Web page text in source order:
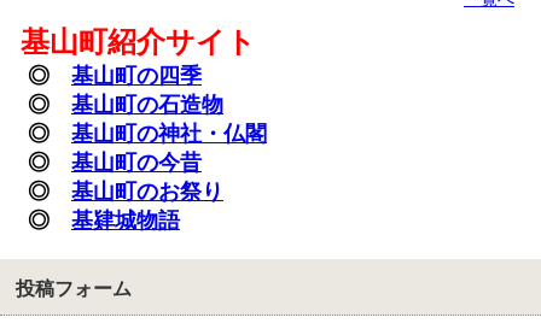
基山町紹介サイト
◎ 基山町の四季
◎ 基山町の石造物
◎ 基山町の神社・仏閣
◎ 基山町の今昔
◎ 基山町のお祭り
◎ 基肄城物語
投稿フォーム